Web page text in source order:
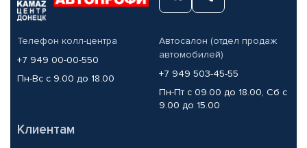
Телефон колл-центра
+7 949 00-00-550
Пн-Вс с 9.00 до 18.00
Автосалон (отдел продаж
автомобилей)
+7 949 503-45-55
Пн-Пт с 09.00 до 18.00, Сб с
9.00 до 15.00
Клиентам